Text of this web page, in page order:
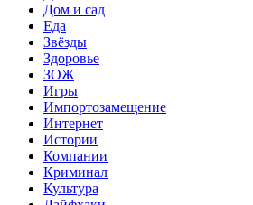
Дом и сад
Еда
Звёзды
Здоровье
ЗОЖ
Игры
Импортозамещение
Интернет
Истории
Компании
Криминал
Культура